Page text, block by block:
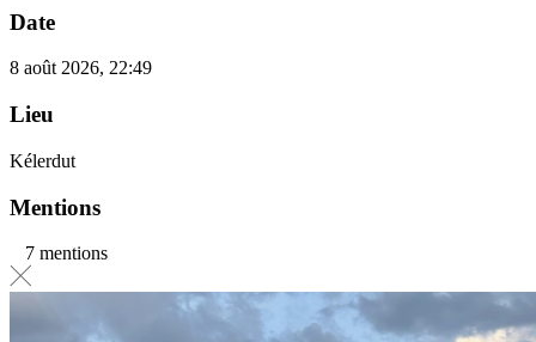
Date
8 août 2026, 22:49
Lieu
Kélerdut
Mentions
7 mentions